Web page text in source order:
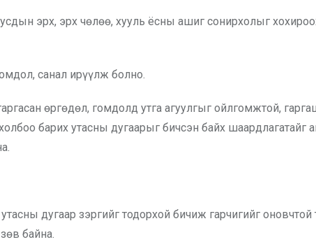
эрх, эрх чөлөө, хууль ёсны ашиг сонирхолыг
санал ирүүлж болно.
өргөдөл, гомдолд утга агуулгыг ойлгомжтой,
барих утасны дугаарыг бичсэн байх шаардлагатайг
дугаар зэргийг тодорхой бичиж гарчигийг оновчтой
байна.